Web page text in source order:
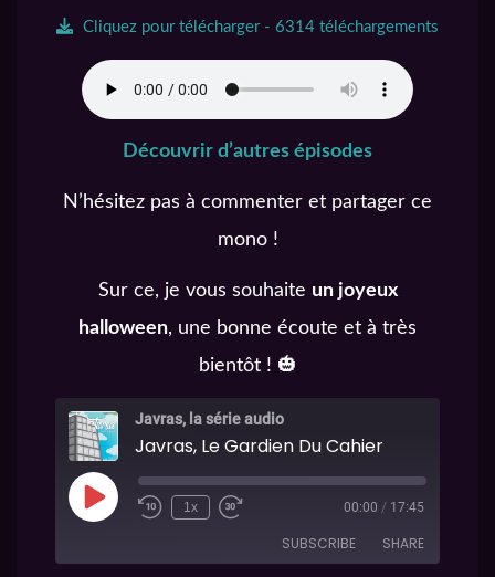
Cliquez pour télécharger - 6314 téléchargements
Découvrir d’autres épisodes
N’hésitez pas à commenter et partager ce
mono !
Sur ce, je vous souhaite un joyeux
halloween, une bonne écoute et à très
bientôt ! 🎃
Javras, la série audio
Javras, Le Gardien Du Cahier
1x 00:00 / 17:45
SUBSCRIBE SHARE